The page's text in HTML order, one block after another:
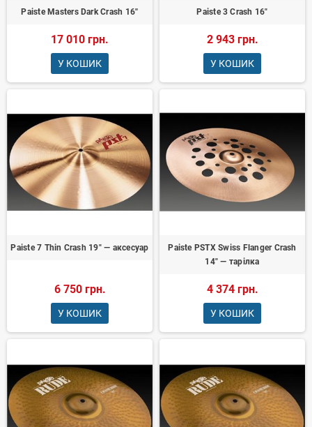
Paiste Masters Dark Crash 16''
17 010 грн.
У КОШИК
Paiste 3 Crash 16"
2 943 грн.
У КОШИК
Paiste 7 Thin Crash 19" — аксесуар
6 750 грн.
У КОШИК
Paiste PSTX Swiss Flanger Crash
14" — тарілка
4 374 грн.
У КОШИК